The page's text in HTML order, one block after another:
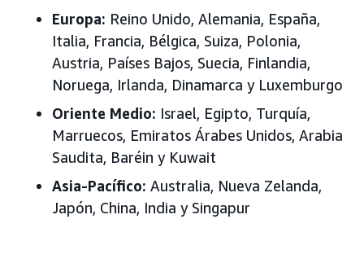
Europa: Reino Unido, Alemania, España,
Italia, Francia, Bélgica, Suiza, Polonia,
Austria, Países Bajos, Suecia, Finlandia,
Noruega, Irlanda, Dinamarca y Luxemburgo
Oriente Medio: Israel, Egipto, Turquía,
Marruecos, Emiratos Árabes Unidos, Arabia
Saudita, Baréin y Kuwait
Asia-Pacífico: Australia, Nueva Zelanda,
Japón, China, India y Singapur